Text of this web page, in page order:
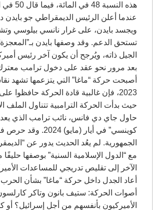
هذه النسبة 48 في المائة، فيما قال 50 في المائة إن لديهم نظرة سلبية.
عندما أعلن الرئيس الديمقراطي جو بايدن
تستحق الدعم. وقد وصفها بايدن
الجيل ذاته، ويُرجح أن يكون آخر رئيس
أصبحت حركة “ماغا” التي يتزعمها تشهد
2023، فإن غالبية قادة الحركة
حيث بدأت الحركة الترامبية تتناول الملف
حاول جاي دي فانس، نائب ترامب الذي يعد
كوينسي” في
الجمهورية. لم يعُد الحديث يدور عن
مع “الدول الإسلامية السنية” بوصفها
الآخر إلى تقليص تدريجي للمساعدات
أعاد الجدل داخل حركة “ماغا” بشأن الحرب
أصوات الحركة: ستيف بانون وتاكر
الأميركيون بأنفسهم من أجل إسرائيل؟